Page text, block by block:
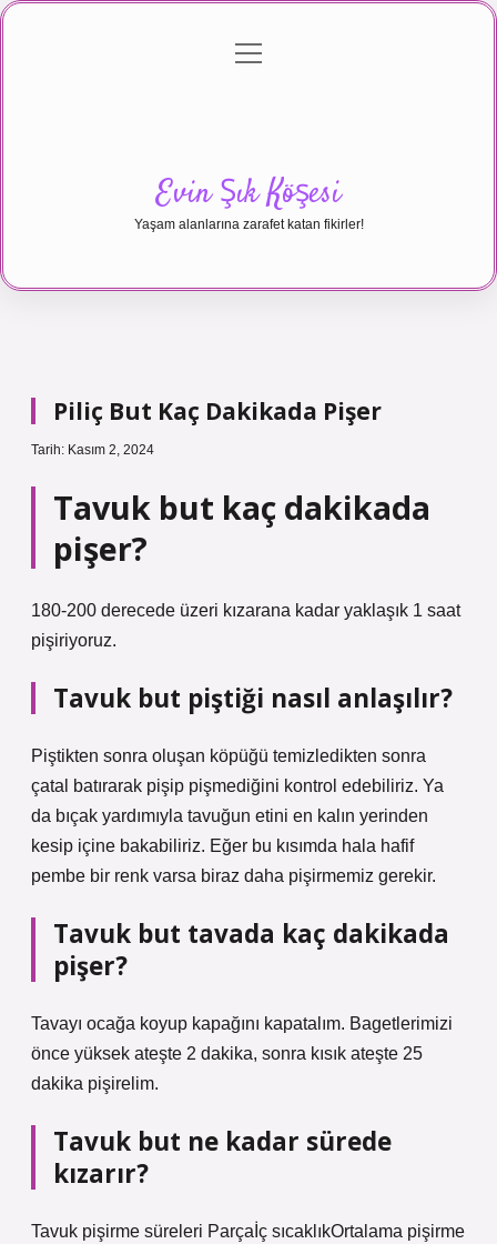
Gizlilik Politikası
menüyü
Evin Şık Köşesi
Yaşam alanlarına zarafet katan fikirler!
Piliç But Kaç Dakikada Pişer
Tarih: Kasım 2, 2024
Tavuk but kaç dakikada
pişer?
180-200 derecede üzeri kızarana kadar yaklaşık 1 saat
pişiriyoruz.
Tavuk but piştiği nasıl anlaşılır?
Piştikten sonra oluşan köpüğü temizledikten sonra
çatal batırarak pişip pişmediğini kontrol edebiliriz. Ya
da bıçak yardımıyla tavuğun etini en kalın yerinden
kesip içine bakabiliriz. Eğer bu kısımda hala hafif
pembe bir renk varsa biraz daha pişirmemiz gerekir.
Tavuk but tavada kaç dakikada
pişer?
Tavayı ocağa koyup kapağını kapatalım. Bagetlerimizi
önce yüksek ateşte 2 dakika, sonra kısık ateşte 25
dakika pişirelim.
Tavuk but ne kadar sürede
kızarır?
Tavuk pişirme süreleri Parçaİç sıcaklıkOrtalama pişirme